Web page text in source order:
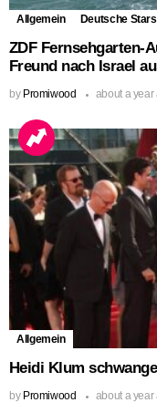
Allgemein Deutsche Stars
ZDF Fernsehgarten-
Freund nach Israel
by Promiwood about a year
Allgemein
Heidi Klum
by Promiwood about a year